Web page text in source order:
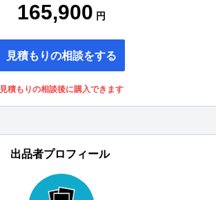
165,900 円
見積もりの相談をする
見積もりの相談後に購入できます
出品者プロフィール